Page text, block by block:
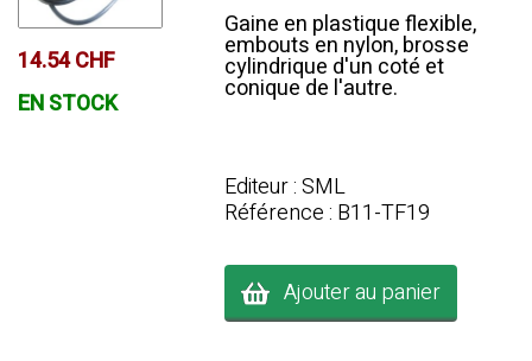
14.54 CHF
EN STOCK
Gaine en plastique flexible,
embouts en nylon, brosse
cylindrique d'un coté et
conique de l'autre.
Editeur : SML
Référence : B11-TF19
Ajouter au panier